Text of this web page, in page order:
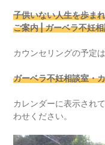
子供いない人生を歩ま
ご案内 | ガーベラ不妊
カウンセリングの予定
ガーベラ不妊相談室
カレンダーに表示され
わせください。